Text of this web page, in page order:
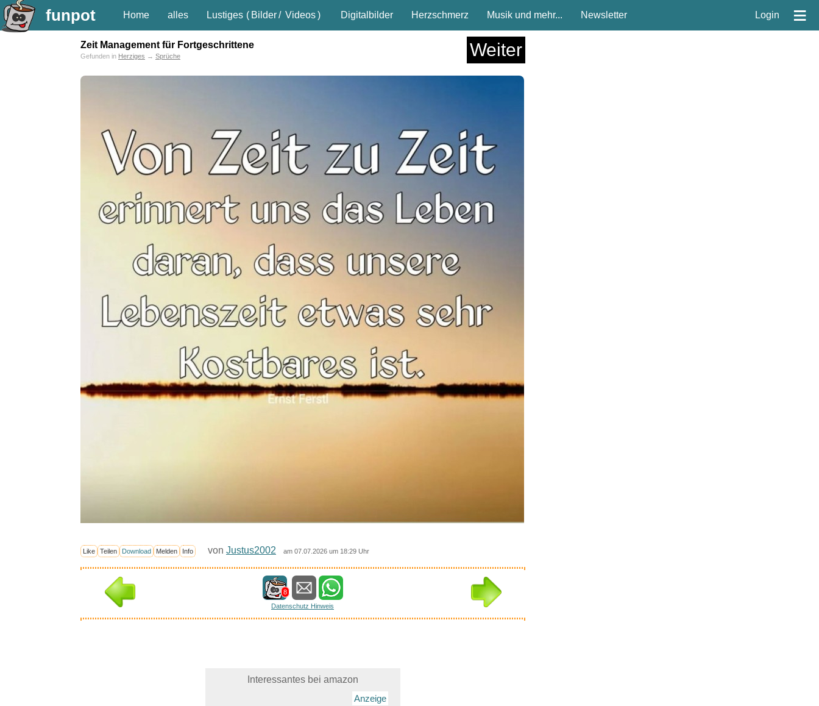
funpot Home alles Lustiges ( Bilder/ Videos) Digitalbilder Herzschmerz Musik und mehr... Newsletter Login ≡
Zeit Management für Fortgeschrittene Weiter
Gefunden in Herziges → Sprüche
Like Teilen Download Melden Info von Justus2002 am 07.07.2026 um 18:29 Uhr
8
Datenschutz Hinweis
Interessantes bei amazon
Anzeige